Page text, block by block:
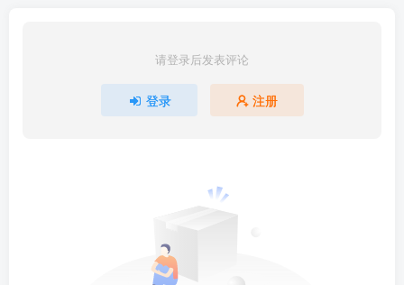
请登录后发表评论
登录 注册